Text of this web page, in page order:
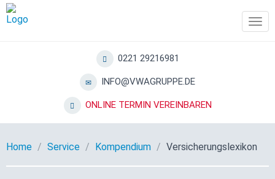
0221 29216981
INFO@VWAGRUPPE.DE
ONLINE TERMIN VEREINBAREN
Home Service Kompendium Versicherungslexikon